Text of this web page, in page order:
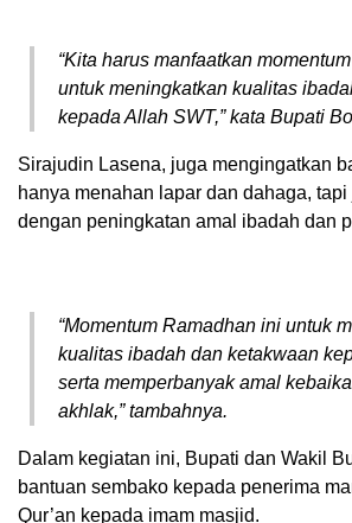
“Kita harus manfaatkan
untuk meningkatkan kualitas
kepada Allah SWT,” kata Bupati
Sirajudin Lasena, juga mengingatkan
hanya menahan lapar dan dahaga,
dengan peningkatan amal ibadah dan
“Momentum Ramadhan ini untuk
kualitas ibadah dan ketakwaan
serta memperbanyak amal
akhlak,” tambahnya.
Dalam kegiatan ini, Bupati dan Wakil
bantuan sembako kepada penerima
Qur’an kepada imam masjid.